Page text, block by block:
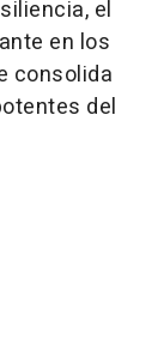
el
en los
consolida
del